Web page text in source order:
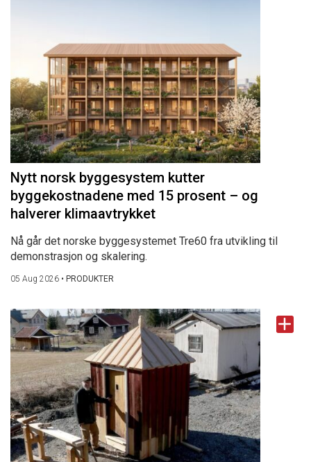
Nytt norsk byggesystem kutter
byggekostnadene med 15 prosent – og
halverer klimaavtrykket
Nå går det norske byggesystemet Tre60 fra utvikling til
demonstrasjon og skalering.
05 Aug 2026 • PRODUKTER